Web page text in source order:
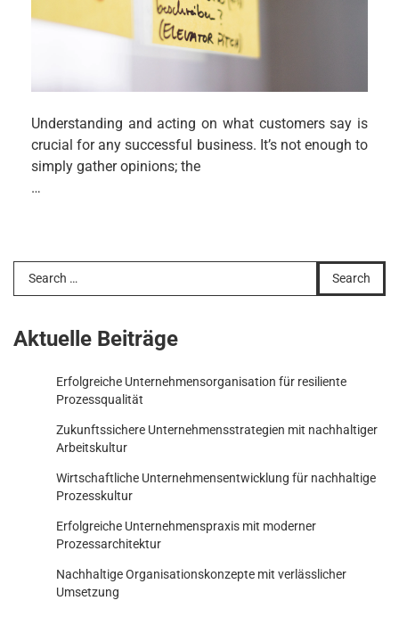
Understanding and acting on what customers say is
crucial for any successful business. It’s not enough to
simply gather opinions; the
…
Search
for:
Aktuelle Beiträge
Erfolgreiche Unternehmensorganisation für resiliente
Prozessqualität
Zukunftssichere Unternehmensstrategien mit nachhaltiger
Arbeitskultur
Wirtschaftliche Unternehmensentwicklung für nachhaltige
Prozesskultur
Erfolgreiche Unternehmenspraxis mit moderner
Prozessarchitektur
Nachhaltige Organisationskonzepte mit verlässlicher
Umsetzung